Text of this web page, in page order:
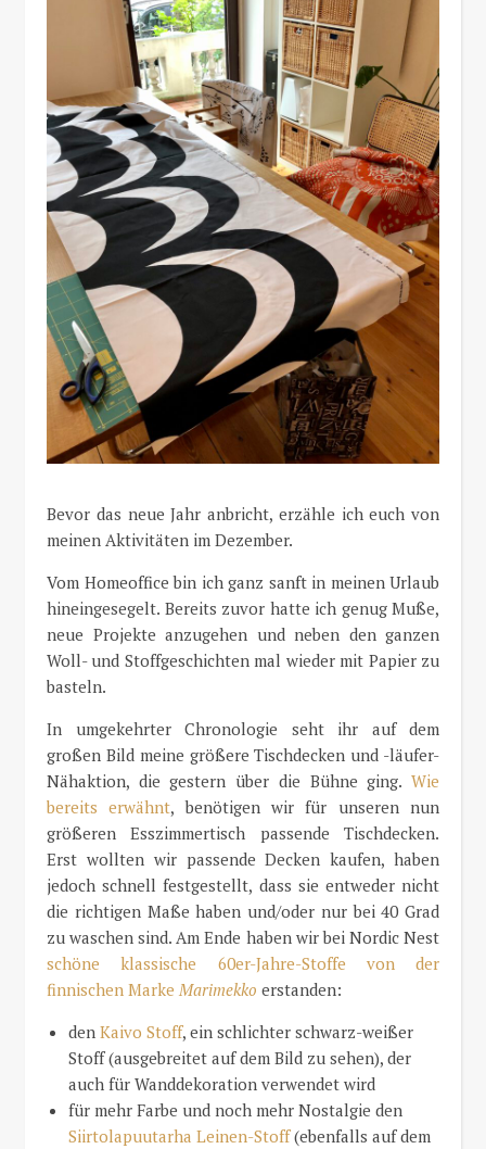
Bevor das neue Jahr anbricht, erzähle ich euch von
meinen Aktivitäten im Dezember.
Vom Homeoffice bin ich ganz sanft in meinen Urlaub
hineingesegelt. Bereits zuvor hatte ich genug Muße,
neue Projekte anzugehen und neben den ganzen
Woll- und Stoffgeschichten mal wieder mit Papier zu
basteln.
In umgekehrter Chronologie seht ihr auf dem
großen Bild meine größere Tischdecken und -läufer-
Nähaktion, die gestern über die Bühne ging. Wie
bereits erwähnt, benötigen wir für unseren nun
größeren Esszimmertisch passende Tischdecken.
Erst wollten wir passende Decken kaufen, haben
jedoch schnell festgestellt, dass sie entweder nicht
die richtigen Maße haben und/oder nur bei 40 Grad
zu waschen sind. Am Ende haben wir bei Nordic Nest
schöne klassische 60er-Jahre-Stoffe von der
finnischen Marke Marimekko erstanden:
den Kaivo Stoff, ein schlichter schwarz-weißer
Stoff (ausgebreitet auf dem Bild zu sehen), der
auch für Wanddekoration verwendet wird
für mehr Farbe und noch mehr Nostalgie den
Siirtolapuutarha Leinen-Stoff(ebenfalls auf dem